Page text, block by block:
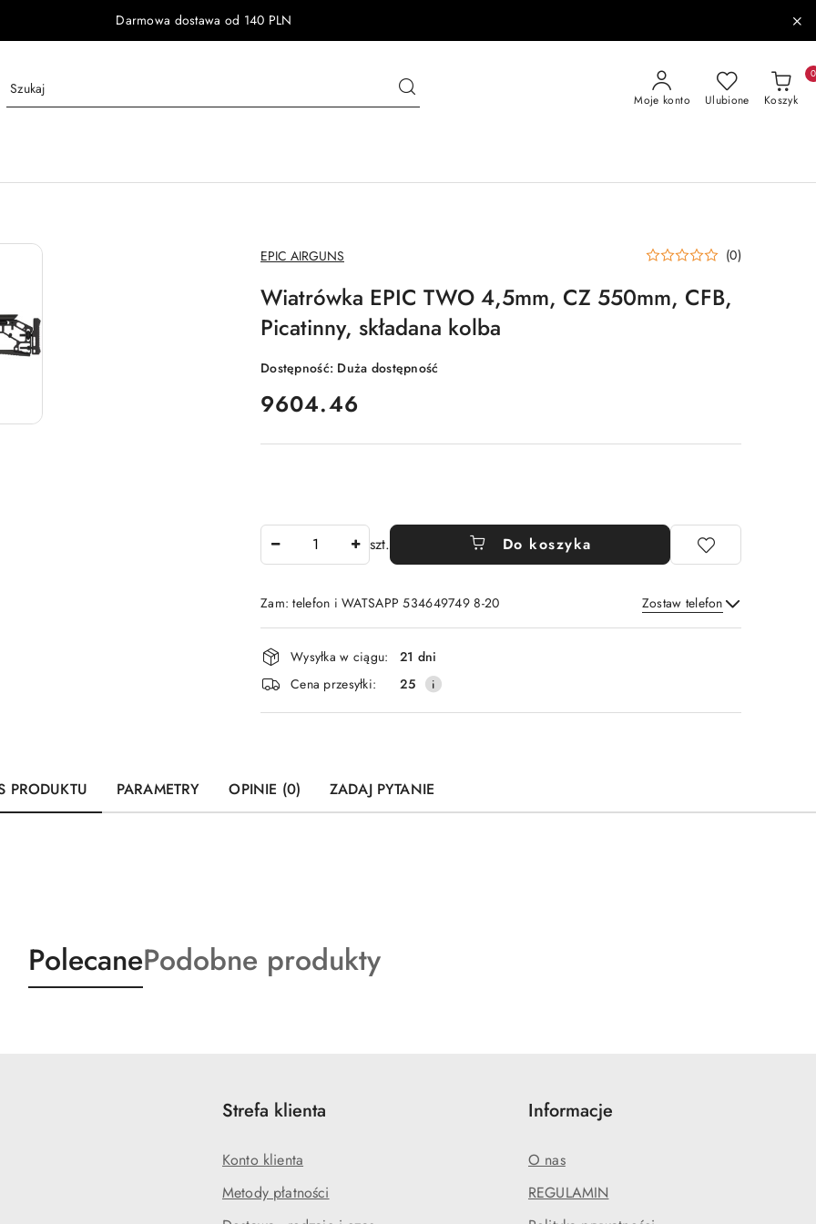
Darmowa dostawa od 140 PLN
Moje konto Ulubione Koszyk
0
NAZWA
PRODUCENTA:
EPIC AIRGUNS (0)
Wiatrówka EPIC TWO 4,5mm, CZ 550mm, CFB,
Picatinny, składana kolba
Dostępność: Duża dostępność
cena:
9604.46
szt. Do koszyka
Zam: telefon i WATSAPP 534649749 8-20 Zostaw telefon
Wyślij
Dostępność
i
dostawa
Wysyłka w ciągu:
21 dni
Cena przesyłki:
25
PRODUKTU PARAMETRY OPINIE (0) ZADAJ PYTANIE
Produkty
o
PolecaneProdukty
o
Podobne produkty
Strefa klienta
Konto klienta
Metody płatności
Informacje
O nas
REGULAMIN